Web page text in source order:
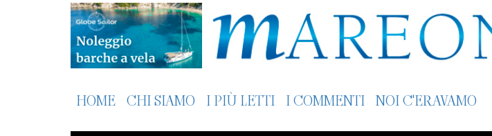
HOME CHI SIAMO I PIÙ LETTI I COMMENTI NOI C'ERAVAMO